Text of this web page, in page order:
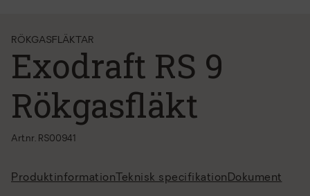
RÖKGASFLÄKTAR
Exodraft RS 9
Rökgasfläkt
Art.nr. RS00941
Produktinformation Teknisk specifikation Dokument